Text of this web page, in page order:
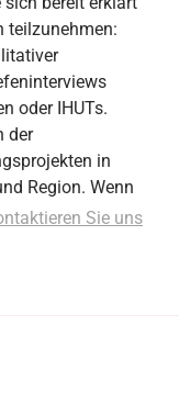
teilzunehmen:
oder IHUTs.
der
in
Region. Wenn
Sie uns